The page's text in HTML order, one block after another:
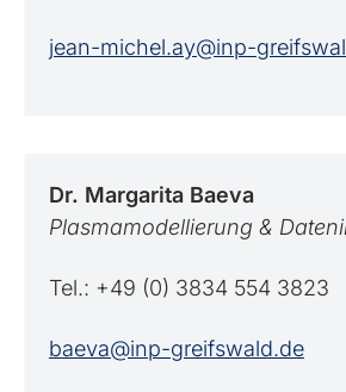
jean-michel.ay@inp-
Dr. Margarita Baeva
Plasmamodellierung &
Tel.: +49 (0) 3834 554 3823
baeva@inp-greifswald.de